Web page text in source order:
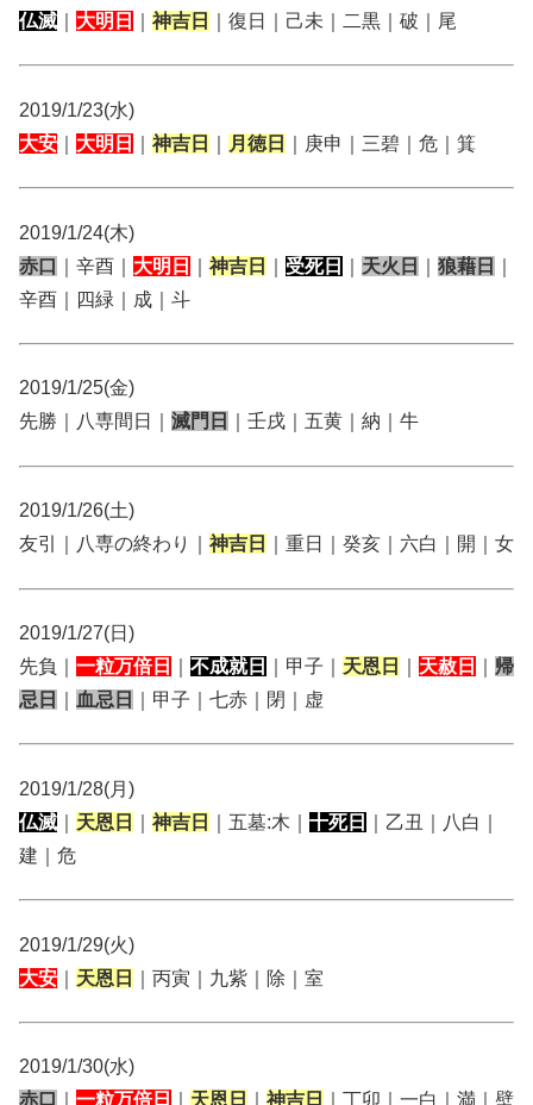
仏滅
大明日 神吉日 ｜復日｜己未｜二黒｜破｜尾
2019/1/23(水)
大安
大明日 神吉日 月徳日 ｜庚申｜三碧｜危｜箕
2019/1/24(木)
赤口
｜辛酉｜ 大明日 神吉日 受死日 天火日 狼藉日
辛酉｜四緑｜成｜斗
2019/1/25(金)
先勝｜八専間日｜ 滅門日 ｜壬戌｜五黄｜納｜牛
2019/1/26(土)
友引｜八専の終わり｜ 神吉日 ｜重日｜癸亥｜六白｜開｜女
2019/1/27(日)
先負｜ 一粒万倍日 不成就日 ｜甲子｜ 天恩日 天赦日
帰
忌日
血忌日 ｜甲子｜七赤｜閉｜虚
2019/1/28(月)
仏滅
天恩日 神吉日 ｜五墓:木｜ 十死日
｜乙丑｜八白｜
建｜危
2019/1/29(火)
大安
天恩日 ｜丙寅｜九紫｜除｜室
2019/1/30(水)
赤口
一粒万倍日 天恩日 神吉日 ｜丁卯｜一白｜満｜壁